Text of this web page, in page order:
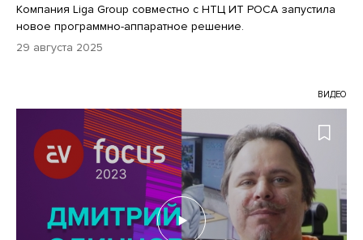
Компания Liga Group совместно с НТЦ ИТ РОСА запустила
новое программно-аппаратное решение.
29 августа 2025
ВИДЕО